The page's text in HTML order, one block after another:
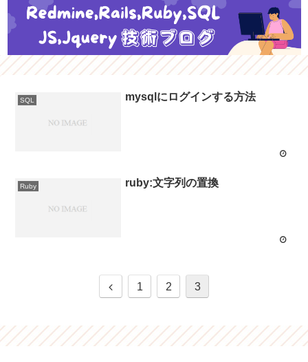
SQL mysqlにログインする方法
Ruby ruby:文字列の置換
1 2 3